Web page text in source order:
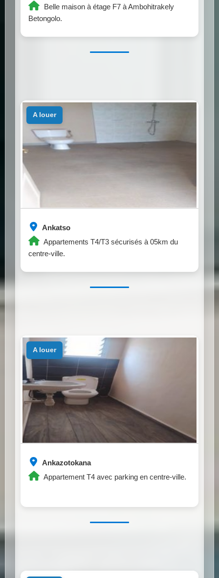
Belle maison à étage F7 à Ambohitrakely
Betongolo.
Ankatso
Appartements T4/T3 sécurisés à 05km du
centre-ville.
a louer
Ankazotokana
Appartement T4 avec parking en centre-ville.
a louer